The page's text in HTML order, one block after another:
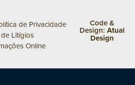
de Privacidade
Litígios
Online
Code &
Design:Atual
Design